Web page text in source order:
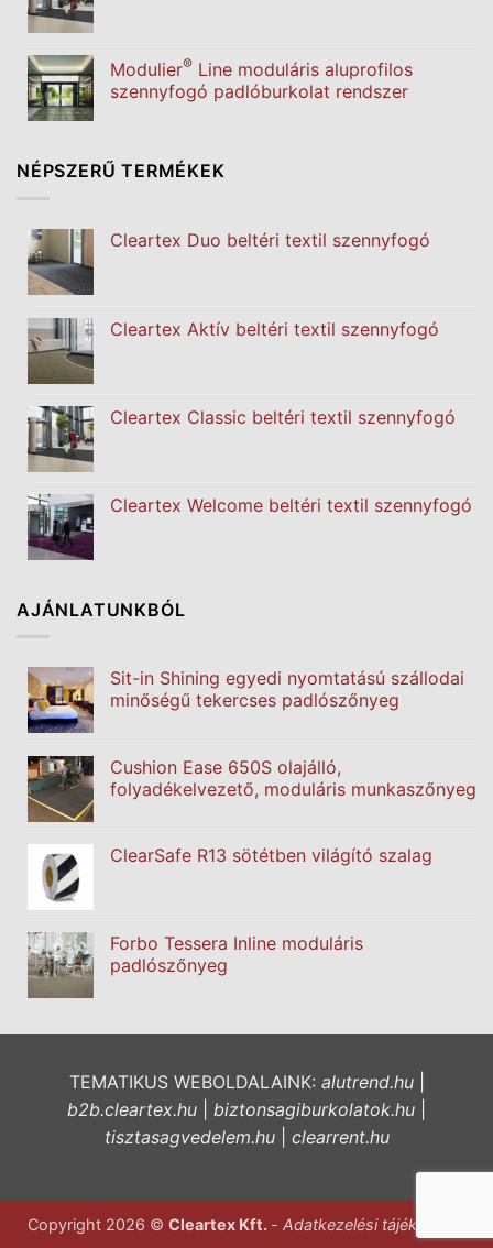
Modulier® Line moduláris aluprofilos
szennyfogó padlóburkolat rendszer
NÉPSZERŰ TERMÉKEK
Cleartex Duo beltéri textil szennyfogó
Cleartex Aktív beltéri textil szennyfogó
Cleartex Classic beltéri textil szennyfogó
Cleartex Welcome beltéri textil szennyfogó
AJÁNLATUNKBÓL
Sit-in Shining egyedi nyomtatású szállodai
minőségű tekercses padlószőnyeg
Cushion Ease 650S olajálló,
folyadékelvezető, moduláris munkaszőnyeg
ClearSafe R13 sötétben világító szalag
Forbo Tessera Inline moduláris
padlószőnyeg
TEMATIKUS WEBOLDALAINK: alutrend.hu|
b2b.cleartex.hu
biztonsagiburkolatok.hu
tisztasagvedelem.hu| clearrent.hu
Copyright 2026 © Cleartex Kft. - Adatkezelési tájékoztató